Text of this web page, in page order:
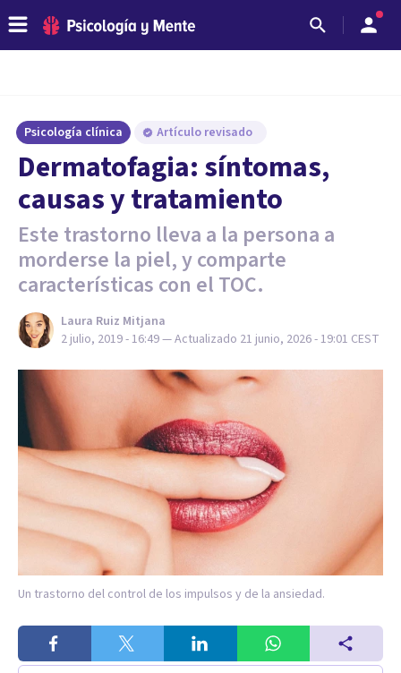
Psicología clínica Artículo revisado
Dermatofagia: síntomas,
causas y tratamiento
Este trastorno lleva a la persona a
morderse la piel, y comparte
características con el TOC.
Laura Ruiz Mitjana
2 julio, 2019 - 16:49— Actualizado 21 junio, 2026 - 19:01 CEST
Un trastorno del control de los impulsos y de la ansiedad.